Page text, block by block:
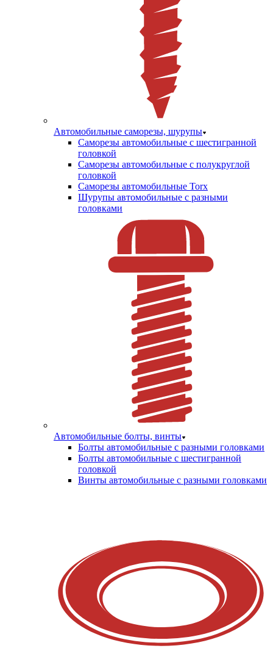
Автомобильные саморезы, шурупы
Саморезы автомобильные с шестигранной
головкой
Саморезы автомобильные с полукруглой
головкой
Саморезы автомобильные Torx
Шурупы автомобильные с разными
головками
Автомобильные болты, винты
Болты автомобильные с разными головками
Болты автомобильные с шестигранной
головкой
Винты автомобильные с разными головками